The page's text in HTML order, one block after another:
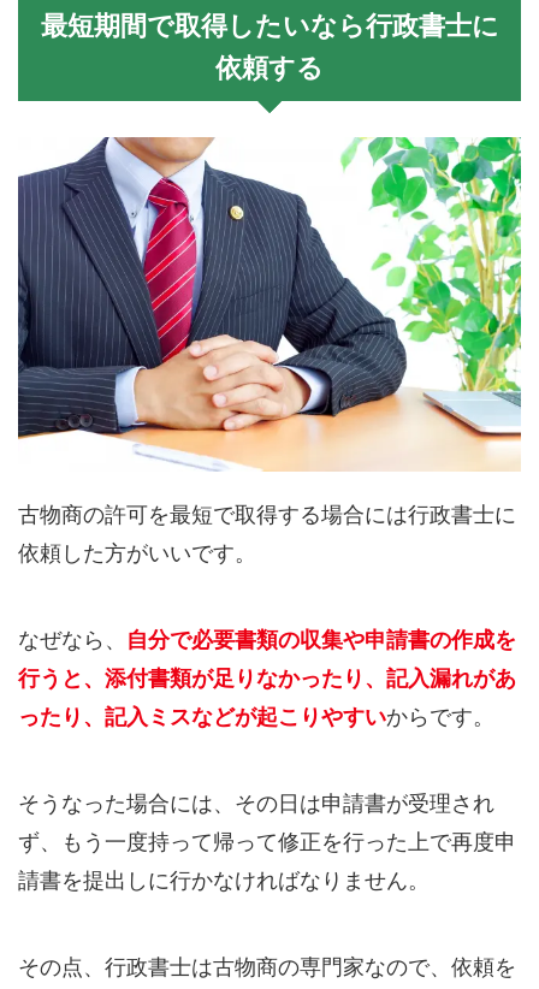
最短期間で取得したいなら行政書士に
依頼する
古物商の許可を最短で取得する場合には行政書士に
依頼した方がいいです。
なぜなら、 自分で必要書類の収集や申請書の作成を
行うと、添付書類が足りなかったり、記入漏れがあ
ったり、記入ミスなどが起こりやすいからです。
そうなった場合には、その日は申請書が受理され
ず、もう一度持って帰って修正を行った上で再度申
請書を提出しに行かなければなりません。
その点、行政書士は古物商の専門家なので、依頼を